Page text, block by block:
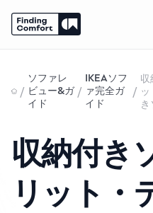
content
/
ソファレ
ビュー&ガ
イド
/
IKEAソフ
ァ完全ガ
イド
/
収
収納付き
リット・